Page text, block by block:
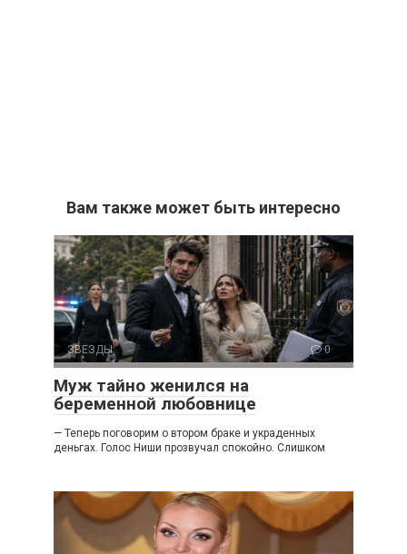
Вам также может быть интересно
ЗВЕЗДЫ 0
Муж тайно женился на
беременной любовнице
— Теперь поговорим о втором браке и украденных
деньгах. Голос Ниши прозвучал спокойно. Слишком